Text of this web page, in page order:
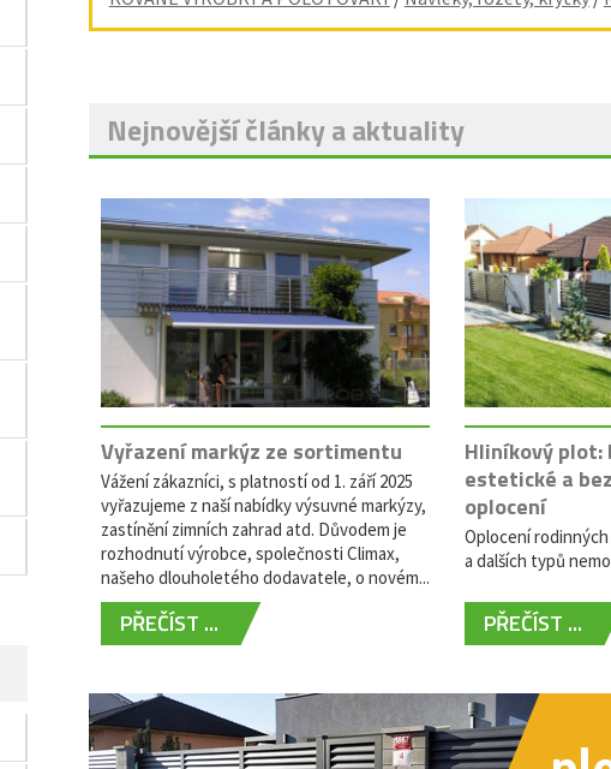
Nejnovější články a aktuality
Vyřazení markýz ze sortimentu
Vážení zákazníci, s platností od 1. září 2025
vyřazujeme z naší nabídky výsuvné markýzy,
zastínění zimních zahrad atd. Důvodem je
rozhodnutí výrobce, společnosti Climax,
našeho dlouholetého dodavatele, o novém...
PŘEČÍST ...
Hliníkový plot:
estetické a
oplocení
Oplocení
a dalších typů
PŘEČÍST ...